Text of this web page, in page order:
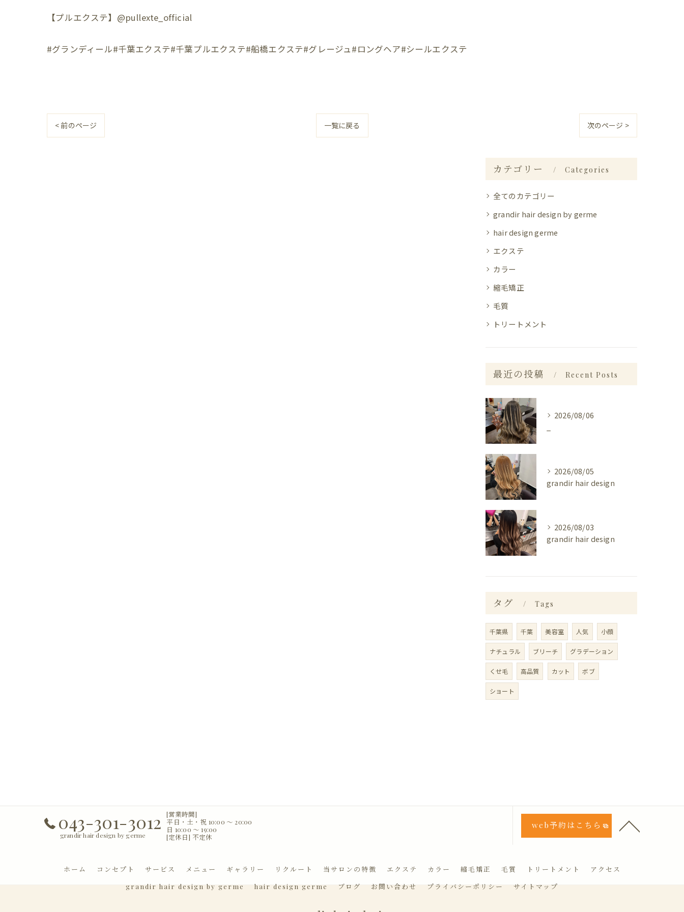
【プルエクステ】@pullexte_official
#グランディール#千葉エクステ#千葉プルエクステ#船橋エクステ#グレージュ#ロングヘア#シールエクステ
< 前のページ 一覧に戻る 次のページ >
カテゴリー Categories
全てのカテゴリー
grandir hair design by germe
hair design germe
エクステ
カラー
縮毛矯正
毛質
トリートメント
最近の投稿 Recent Posts
2026/08/06
2026/08/05
grandir hair design
2026/08/03
grandir hair design
タグ Tags
千葉県 千葉 美容室 人気 小顔
ナチュラル ブリーチ グラデーション
くせ毛 高品質 カット ボブ
ショート
043-301-3012
grandir hair design by germe
[営業時間]
平日・土・祝 10:00 〜 20:00
日 10:00 〜 19:00
[定休日] 不定休
web予約はこちら
ホーム コンセプト サービス メニュー ギャラリー リクルート 当サロンの特徴 エクステ カラー 縮毛矯正 毛質 トリートメント
アクセス
grandir hair design by germe
hair design germe ブログ お問い合わせ プライバシーポリシー サイトマップ